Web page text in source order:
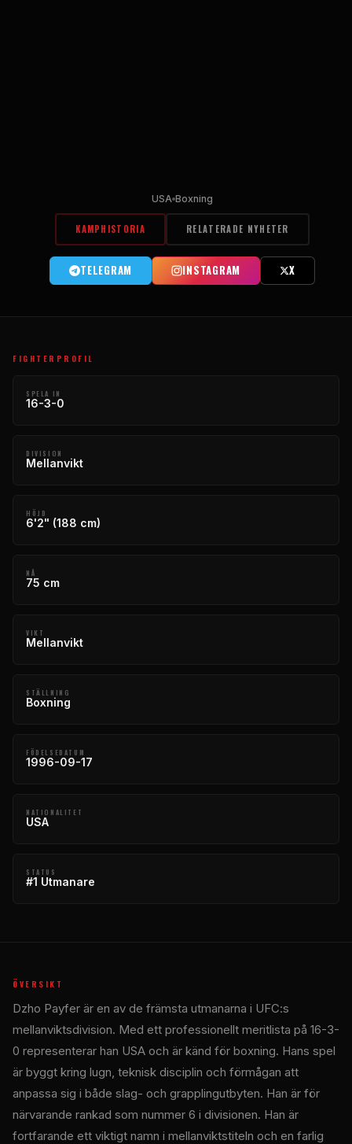
USA Boxning
KAMPHISTORIA RELATERADE NYHETER
TELEGRAM INSTAGRAM X
FIGHTERPROFIL
SPELA IN
16-3-0
DIVISION
Mellanvikt
HÖJD
6'2" (188 cm)
NÅ
75 cm
VIKT
Mellanvikt
STÄLLNING
Boxning
FÖDELSEDATUM
1996-09-17
NATIONALITET
USA
STATUS
#1 Utmanare
ÖVERSIKT
Dzho Payfer är en av de främsta utmanarna i UFC:s
mellanviktsdivision. Med ett professionellt meritlista på 16-3-
0 representerar han USA och är känd för boxning. Hans spel
är byggt kring lugn, teknisk disciplin och förmågan att
anpassa sig i både slag- och grapplingutbyten. Han är för
närvarande rankad som nummer 6 i divisionen. Han är
fortfarande ett viktigt namn i mellanviktstiteln och en farlig